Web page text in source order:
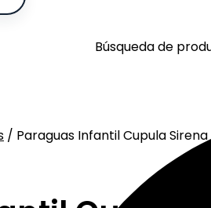
Búsqueda de
/ Paraguas Infantil Cupula Sirena